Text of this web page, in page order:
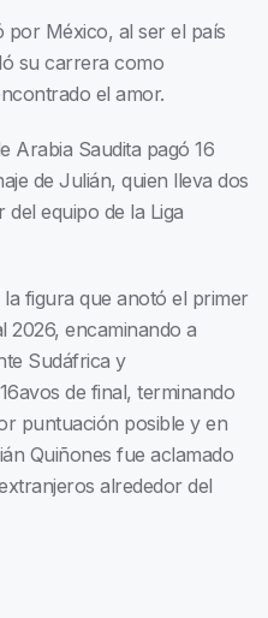
por México, al ser el país
su carrera como
el amor.
Arabia Saudita pagó 16
de Julián, quien lleva dos
equipo de la Liga
figura que anotó el primer
2026, encaminando a
Sudáfrica y
de final, terminando
puntuación posible y en
Quiñones fue aclamado
alrededor del